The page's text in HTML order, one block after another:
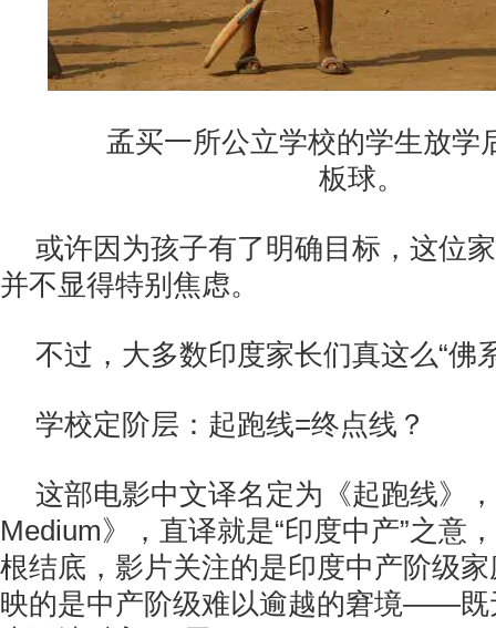
孟买一所公立学校的学生放学
板球。
或许因为孩子有了明确目标，这位
并不显得特别焦虑。
不过，大多数印度家长们真这么“佛
学校定阶层：起跑线=终点线？
这部电影中文译名定为《起跑线》
Medium》，直译就是“印度中产”之意
根结底，影片关注的是印度中产阶级
映的是中产阶级难以逾越的窘境——既